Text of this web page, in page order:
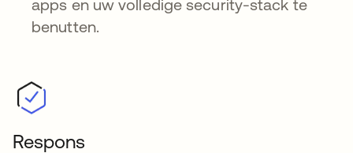
apps en uw volledige security-stack te
benutten.
Respons